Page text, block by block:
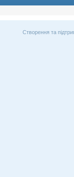
Створення та